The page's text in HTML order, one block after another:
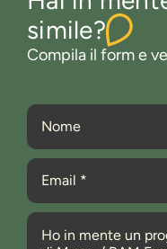
simile?
Compila il form e